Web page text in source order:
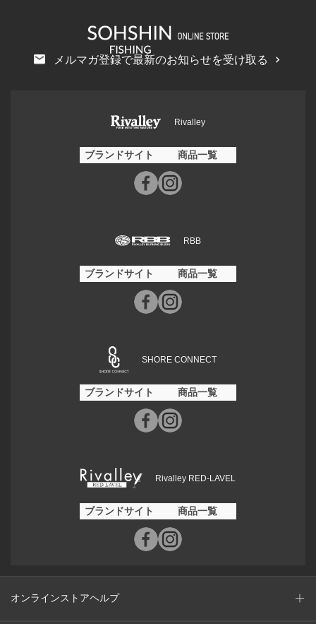
メルマガ登録で最新のお知らせを受け取る
Rivalley
ブランドサイト 商品一覧
RBB
ブランドサイト 商品一覧
SHORE CONNECT
ブランドサイト 商品一覧
Rivalley RED-LAVEL
ブランドサイト 商品一覧
オンラインストアヘルプ